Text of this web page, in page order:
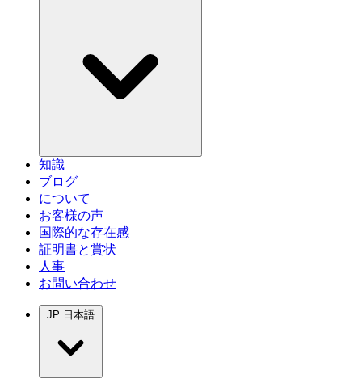
知識
ブログ
について
お客様の声
国際的な存在感
証明書と賞状
人事
お問い合わせ
JP 日本語